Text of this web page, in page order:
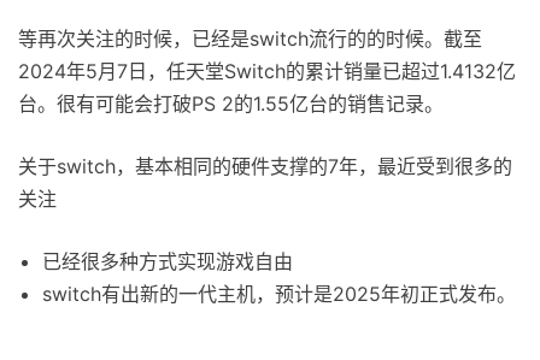
等再次关注的时候，已经是switch流行的的时候。截至
2024年5月7日，任天堂Switch的累计销量已超过1.4132亿
台。很有可能会打破PS 2的1.55亿台的销售记录。
关于switch，基本相同的硬件支撑的7年，最近受到很多的
关注
已经很多种方式实现游戏自由
switch有出新的一代主机，预计是2025年初正式发布。